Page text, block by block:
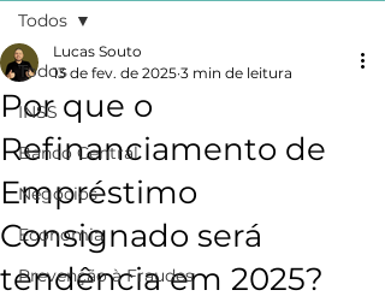
Todos
INSS
Banco Central
Negócios
Economia
Prevenção à Fraudes
Todos
Por que o
Refinanciamento de
Empréstimo
Consignado será
tendência em 2025?
Lucas Souto
13 de fev. de 2025 3 min de leitura